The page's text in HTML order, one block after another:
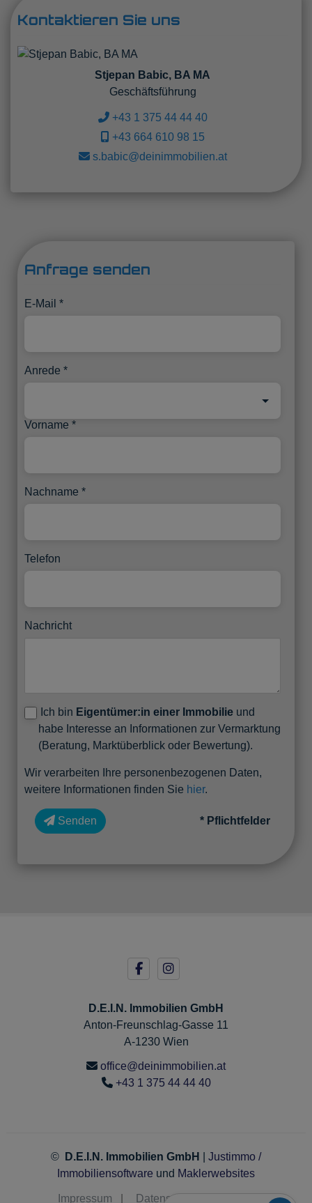
Kontaktieren Sie uns
Stjepan Babic, BA MA
Geschäftsführung
+43 1 375 44 44 40
+43 664 610 98 15
s.babic@deinimmobilien.at
Anfrage senden
E-Mail
Anrede
Vorname
Nachname
Telefon
Nachricht
Ich bin Eigentümer:in einer Immobilie und
habe Interesse an Informationen zur Vermarktung
(Beratung, Marktüberblick oder Bewertung).
Wir verarbeiten Ihre personenbezogenen Daten,
weitere Informationen finden Sie hier.
Senden * Pflichtfelder
D.E.I.N. Immobilien GmbH
Anton-Freunschlag-Gasse 11
A-1230 Wien
office@deinimmobilien.at
+43 1 375 44 44 40
© D.E.I.N. Immobilien GmbH
Justimmo /
Immobiliensoftware und Maklerwebsites
Impressum Datenschutz